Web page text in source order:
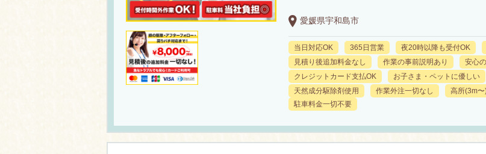
愛媛県宇和島市
当日対応OK 365日営業 夜20時以降も受付OK
見積り後追加料金なし
作業の事前説明あり
安心
クレジットカード支払OK
お子さま・ペットに優しい
天然成分駆除剤使用
作業外注一切なし 高所(3m
駐車料金一切不要